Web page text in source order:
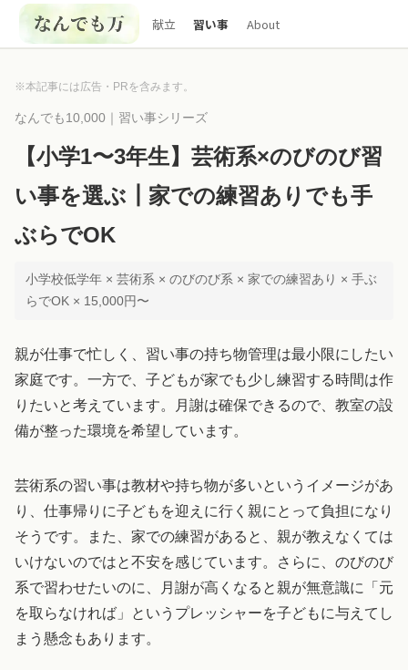
献立 習い事 About
※本記事には広告・PRを含みます。
なんでも10,000｜習い事シリーズ
【小学1〜3年生】芸術系×のびのび習
い事を選ぶ┃家での練習ありでも手
ぶらでOK
小学校低学年 × 芸術系 × のびのび系 × 家での練習あり × 手ぶ
らでOK × 15,000円〜
親が仕事で忙しく、習い事の持ち物管理は最小限にしたい
家庭です。一方で、子どもが家でも少し練習する時間は作
りたいと考えています。月謝は確保できるので、教室の設
備が整った環境を希望しています。
芸術系の習い事は教材や持ち物が多いというイメージがあ
り、仕事帰りに子どもを迎えに行く親にとって負担になり
そうです。また、家での練習があると、親が教えなくては
いけないのではと不安を感じています。さらに、のびのび
系で習わせたいのに、月謝が高くなると親が無意識に「元
を取らなければ」というプレッシャーを子どもに与えてし
まう懸念もあります。